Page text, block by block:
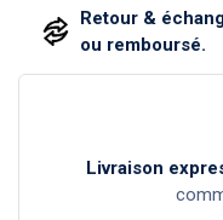
Retour &
ou remboursé.
Livraison